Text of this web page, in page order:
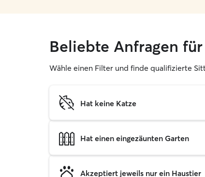
Beliebte Anfragen
Wähle einen Filter und finde qualifizierte
Hat keine Katze
Hat einen eingezäunten Garten
Akzeptiert jeweils nur ein Haustier